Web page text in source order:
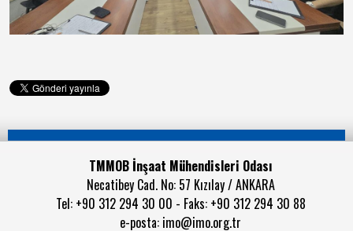
TMMOB İnşaat Mühendisleri Odası
Necatibey Cad. No: 57 Kızılay / ANKARA
Tel: +90 312 294 30 00 - Faks: +90 312 294 30 88
e-posta: imo@imo.org.tr